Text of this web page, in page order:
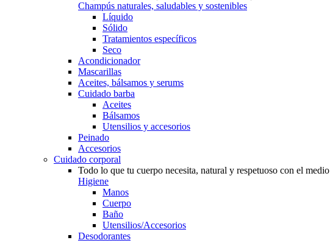
Champús naturales, saludables y sostenibles
Líquido
Sólido
Tratamientos específicos
Seco
Acondicionador
Mascarillas
Aceites, bálsamos y serums
Cuidado barba
Aceites
Bálsamos
Utensilios y accesorios
Peinado
Accesorios
Cuidado corporal
Todo lo que tu cuerpo necesita, natural y respetuoso con el medio
Higiene
Manos
Cuerpo
Baño
Utensilios/Accesorios
Desodorantes